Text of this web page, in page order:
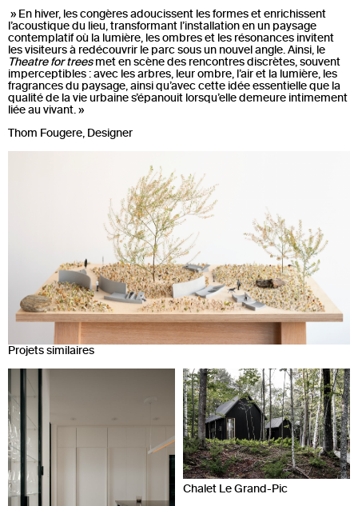
» En hiver, les congères adoucissent les formes et enrichissent
l’acoustique du lieu, transformant l’installation en un paysage
contemplatif où la lumière, les ombres et les résonances invitent
les visiteurs à redécouvrir le parc sous un nouvel angle. Ainsi, le
Theatre for treesmet en scène des rencontres discrètes, souvent
imperceptibles : avec les arbres, leur ombre, l’air et la lumière, les
fragrances du paysage, ainsi qu’avec cette idée essentielle que la
qualité de la vie urbaine s’épanouit lorsqu’elle demeure intimement
liée au vivant. »
Thom Fougere, Designer
Projets similaires
Chalet Le Grand-Pic